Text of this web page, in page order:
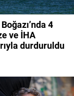
4
ve İHA
durduruldu